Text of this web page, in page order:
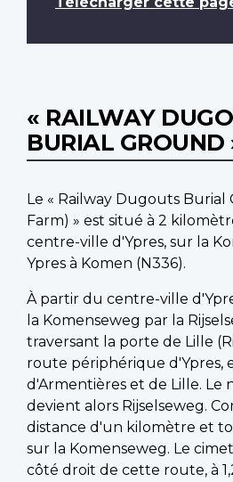
« RAILWAY
BURIAL GROUND
Le « Railway Dugouts
Farm) » est situé à 2
centre-ville d'Ypres, sur la
Ypres à Komen (N336).
À partir du centre-ville
la Komenseweg par la
traversant la porte de Lille
route périphérique d'Ypres,
d'Armentières et de Lille. Le
devient alors Rijselseweg.
distance d'un kilomètre et
sur la Komenseweg. Le
côté droit de cette route, à